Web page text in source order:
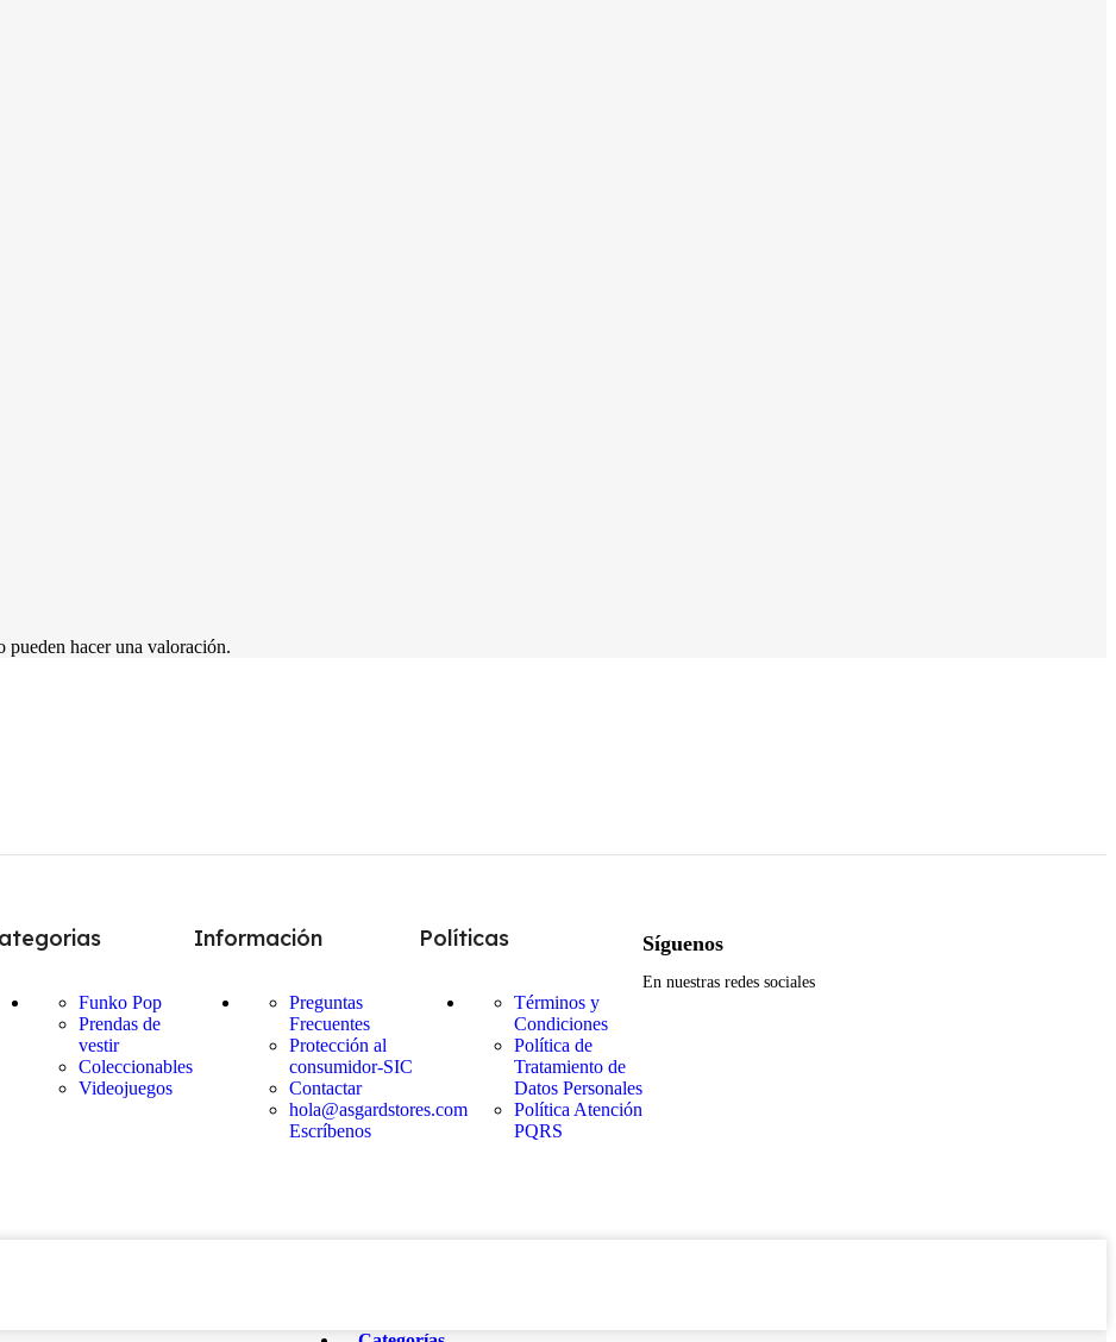
pueden hacer una valoración.
Funko Pop
Prendas de
vestir
Coleccionables
Videojuegos
Información
Preguntas
Frecuentes
Protección al
consumidor-SIC
Contactar
hola@asgardstores.com
Escríbenos
Políticas
Términos y
Condiciones
Política de
Tratamiento de
Datos Personales
Política Atención
PQRS
Síguenos
En nuestras redes sociales